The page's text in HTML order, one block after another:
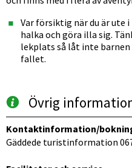
Var försiktig när du är ute
halka och göra illa sig.
lekplats så låt inte
fallet.
Övrig
Kontaktinformation/
Gäddede turistinformation